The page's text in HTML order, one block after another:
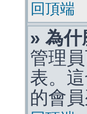
回頂端
» 為
管理
表。
的會